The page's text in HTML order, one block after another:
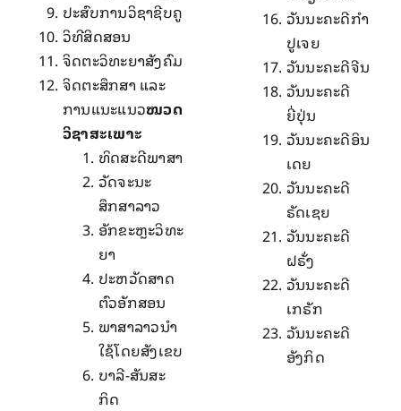
ປະສົບ​ການ​ວິຊາ​ຊີບ​ຄູ
ວິທີສິດສອນ
ຈິດຕະວິທະຍາສັງຄົມ
ຈິດຕະສຶກສາ ແລະ
ການແນະແນວໝວດ
ວິຊາສະເພາະ
ທິດ​ສະ​ດີ​ພາສາ
ວັດຈະນະ​
ສຶກສາລາ​ວ
ອັກຂະ​ຫຼະວິ​ທະ
ຍາ
ປະຫວັດສາດ​
ຕົວ​ອັກສອນ
ພາສາ​ລາວ​ນໍາ​
ໃຊ້​ໂດຍ​ສັງ​ເຂ​ບ
ບາ​ລີ-ສັນສະ
ກິດ
ວັນນະຄະດີກໍາ
ປູ​ເຈຍ
ວັນນະຄະດີຈີນ
ວັນນະຄະດີ
ຍີ່ປຸ່ນ
ວັນນະຄະດີອິນ​
ເດຍ
ວັນນະຄະດີ
ຣັດເຊຍ
ວັນນະຄະດີ
ຝຣັ່ງ
ວັນນະຄະດີ​
ເກຣັກ
ວັນນະຄະດີ
ອັງກິດ